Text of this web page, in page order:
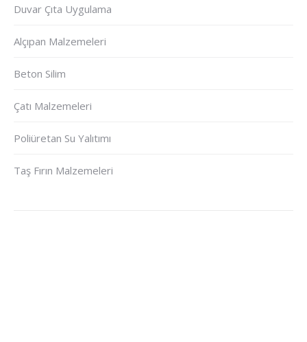
Duvar Çıta Uygulama
Alçıpan Malzemeleri
Beton Silim
Çatı Malzemeleri
Poliüretan Su Yalıtımı
Taş Fırın Malzemeleri